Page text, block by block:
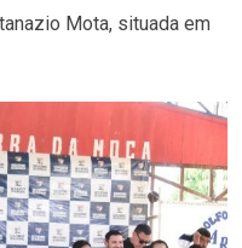
Mota, situada em